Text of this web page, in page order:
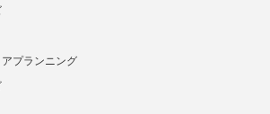
アプランニング